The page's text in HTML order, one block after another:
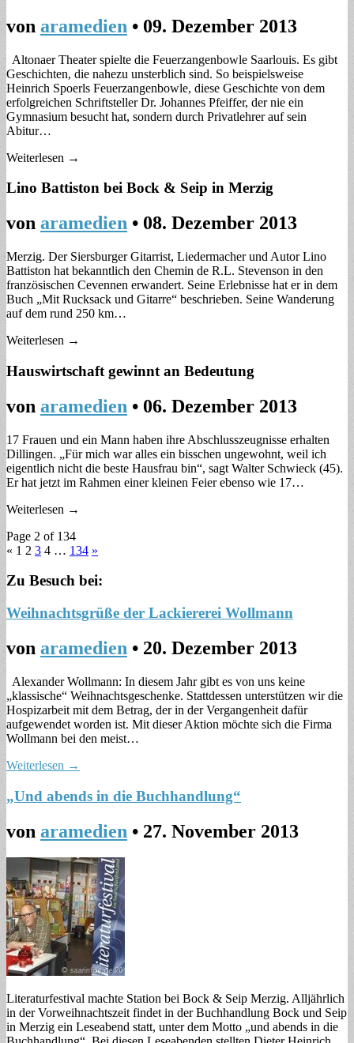
von aramedien • 09. Dezember 2013
Altonaer Theater spielte die Feuerzangenbowle Saarlouis. Es gibt
Geschichten, die nahezu unsterblich sind. So beispielsweise
Heinrich Spoerls Feuerzangenbowle, diese Geschichte von dem
erfolgreichen Schriftsteller Dr. Johannes Pfeiffer, der nie ein
Gymnasium besucht hat, sondern durch Privatlehrer auf sein
Abitur…
Weiterlesen →
Lino Battiston bei Bock & Seip in Merzig
von aramedien • 08. Dezember 2013
Merzig. Der Siersburger Gitarrist, Liedermacher und Autor Lino
Battiston hat bekanntlich den Chemin de R.L. Stevenson in den
französischen Cevennen erwandert. Seine Erlebnisse hat er in dem
Buch „Mit Rucksack und Gitarre“ beschrieben. Seine Wanderung
auf dem rund 250 km…
Weiterlesen →
Hauswirtschaft gewinnt an Bedeutung
von aramedien • 06. Dezember 2013
17 Frauen und ein Mann haben ihre Abschlusszeugnisse erhalten
Dillingen. „Für mich war alles ein bisschen ungewohnt, weil ich
eigentlich nicht die beste Hausfrau bin“, sagt Walter Schwieck (45).
Er hat jetzt im Rahmen einer kleinen Feier ebenso wie 17…
Weiterlesen →
Page 2 of 134
« 1 2 3 4 … 134 »
Zu Besuch bei:
Weihnachtsgrüße der Lackiererei Wollmann
von aramedien • 20. Dezember 2013
Alexander Wollmann: In diesem Jahr gibt es von uns keine
„klassische“ Weihnachtsgeschenke. Stattdessen unterstützen wir die
Hospizarbeit mit dem Betrag, der in der Vergangenheit dafür
aufgewendet worden ist. Mit dieser Aktion möchte sich die Firma
Wollmann bei den meist…
Weiterlesen →
„Und abends in die Buchhandlung“
von aramedien • 27. November 2013
Literaturfestival machte Station bei Bock & Seip Merzig. Alljährlich
in der Vorweihnachtszeit findet in der Buchhandlung Bock und Seip
in Merzig ein Leseabend statt, unter dem Motto „und abends in die